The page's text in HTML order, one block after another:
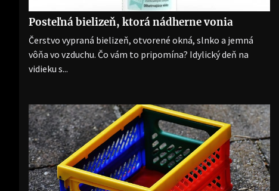
Posteľná bielizeň, ktorá nádherne vonia
Čerstvo vypraná bielizeň, otvorené okná, slnko a jemná
vôňa vo vzduchu. Čo vám to pripomína? Idylický deň na
vidieku s...